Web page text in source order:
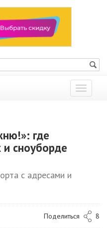
Показать
меню
где
сноуборде
с адресами и
Поделиться 8